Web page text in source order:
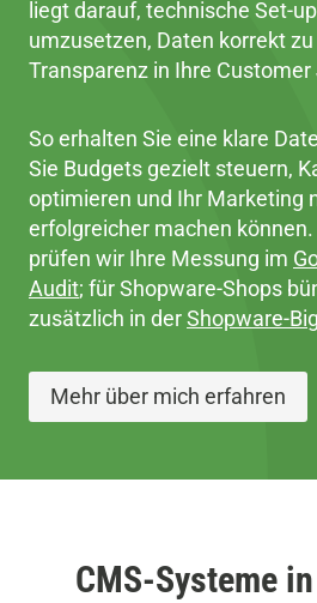
liegt darauf, technische Set-
umzusetzen, Daten korrekt
Transparenz in Ihre
So erhalten Sie eine klare
Sie Budgets gezielt steuern,
optimieren und Ihr Marketing
erfolgreicher machen
prüfen wir Ihre Messung im
Audit; für Shopware-Shops
zusätzlich in derShopware-
Mehr über mich erfahren
CMS-Systeme